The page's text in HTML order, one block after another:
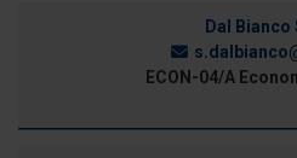
Dal Bianco
ECON-04/A